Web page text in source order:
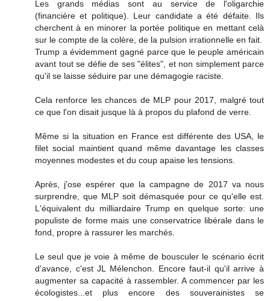
Les grands médias sont au service de l'oligarchie
(financière et politique). Leur candidate a été défaite. Ils
cherchent à en minorer la portée politique en mettant celà
sur le compte de la colère, de la pulsion irrationnelle en fait.
Trump a évidemment gagné parce que le peuple américain
avant tout se défie de ses "élites", et non simplement parce
qu'il se laisse séduire par une démagogie raciste.
Cela renforce les chances de MLP pour 2017, malgré tout
ce que l'on disait jusque là à propos du plafond de verre.
Même si la situation en France est différente des USA, le
filet social maintient quand même davantage les classes
moyennes modestes et du coup apaise les tensions.
Après, j'ose espérer que la campagne de 2017 va nous
surprendre, que MLP soit démasquée pour ce qu'elle est.
L'équivalent du milliardaire Trump en quelque sorte: une
populiste de forme mais une conservatrice libérale dans le
fond, propre à rassurer les marchés.
Le seul que je voie à même de bousculer le scénario écrit
d'avance, c'est JL Mélenchon. Encore faut-il qu'il arrive à
augmenter sa capacité à rassembler. A commencer par les
écologistes...et plus encore des souverainistes se